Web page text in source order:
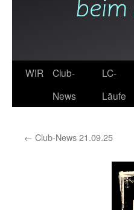
WIR
Club-
News
LC-
Läufe
← Club-News 21.09.25